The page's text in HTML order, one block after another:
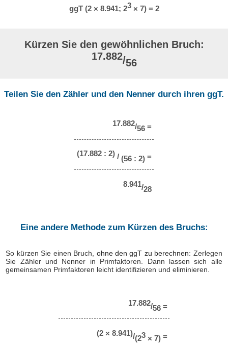
ggT (2 × 8.941; 23× 7) = 2
Kürzen Sie den gewöhnlichen Bruch:
17.882/56
Teilen Sie den Zähler und den Nenner durch ihren ggT.
17.882/56=
(17.882 : 2)/ (56 : 2)=
8.941/28
Eine andere Methode zum Kürzen des Bruchs:
So kürzen Sie einen Bruch, ohne den ggT zu berechnen: Zerlegen
Sie Zähler und Nenner in Primfaktoren. Dann lassen sich alle
gemeinsamen Primfaktoren leicht identifizieren und eliminieren.
17.882/56=
(2 × 8.941)/(23× 7)=